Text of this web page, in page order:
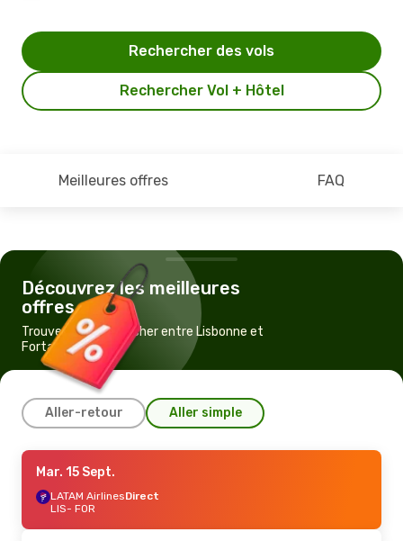
Rechercher Vol + Hôtel
Rechercher des vols
Meilleures offres FAQ
Découvrez les meilleures
offres
Trouvez un vol pas cher entre Lisbonne et
Fortaleza
Aller-retour Aller simple
Lun. 14 Sept.
LATAM AirlinesDirect
LIS- FOR
FOR- LIS
Mar. 15 Sept.
LATAM AirlinesDirect
LIS- FOR